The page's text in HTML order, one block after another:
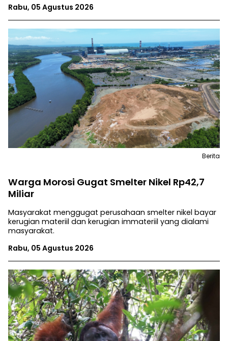
Rabu, 05 Agustus 2026
Warga Morosi Gugat Smelter Nikel Rp42,7
Miliar
Masyarakat menggugat perusahaan smelter nikel bayar
kerugian materiil dan kerugian immateriil yang dialami
masyarakat.
Rabu, 05 Agustus 2026
Berita